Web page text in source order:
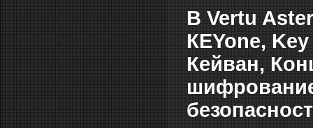
В Vertu
КЕYone,
Кейван,